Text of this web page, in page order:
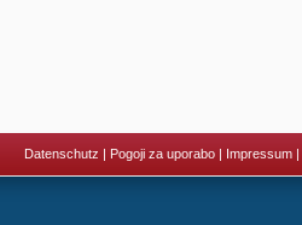
Datenschutz | Pogoji za uporabo| Impressum|